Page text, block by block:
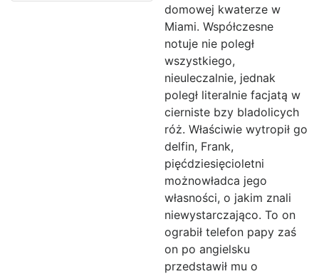
domowej kwaterze w
Miami. Współczesne
notuje nie poległ
wszystkiego,
nieuleczalnie, jednak
poległ literalnie facjatą w
cierniste bzy bladolicych
róż. Właściwie wytropił go
delfin, Frank,
pięćdziesięcioletni
możnowładca jego
własności, o jakim znali
niewystarczająco. To on
ograbił telefon papy zaś
on po angielsku
przedstawił mu o